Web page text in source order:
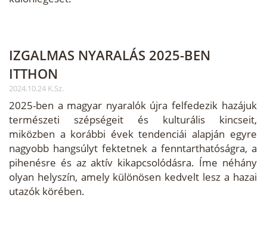
IZGALMAS NYARALÁS 2025-BEN
ITTHON
2024.10.24 K.Sz.
2025-ben a magyar nyaralók újra felfedezik hazájuk
természeti szépségeit és kulturális kincseit,
miközben a korábbi évek tendenciái alapján egyre
nagyobb hangsúlyt fektetnek a fenntarthatóságra, a
pihenésre és az aktív kikapcsolódásra. Íme néhány
olyan helyszín, amely különösen kedvelt lesz a hazai
utazók körében.